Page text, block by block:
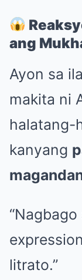
ang
Ayon sa
makita ni
halatang-
kanyang
litrato.”